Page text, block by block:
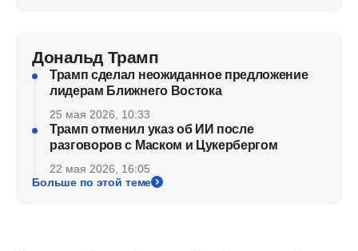
Дональд Трамп
Трамп сделал неожиданное предложение
лидерам Ближнего Востока
25 мая 2026, 10:33
Трамп отменил указ об ИИ после
разговоров с Маском и Цукербергом
22 мая 2026, 16:05
Больше по этой теме